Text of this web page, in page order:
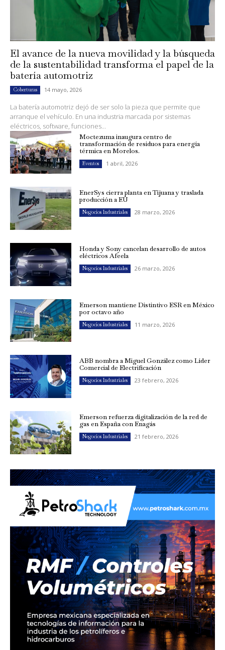
El avance de la nueva movilidad y la búsqueda
de la sustentabilidad transforma el papel de la
batería automotriz
Coberturas 14 mayo, 2026
La batería automotriz dejó de ser solo la pieza que permite que
arranque el vehículo. En una industria marcada por sistemas
eléctricos, software, funciones...
Moctezuma inaugura centro de
transformación de residuos para energía
térmica en Morelos.
Eventos 1 abril, 2026
EnerSys cierra planta en Tijuana y traslada
producción a EU
Negocios Industriales 28 marzo, 2026
Honda y Sony cancelan desarrollo de autos
eléctricos Afeela
Negocios Industriales 26 marzo, 2026
Emerson mantiene Distintivo ESR en México
por octavo año
Negocios Industriales 11 marzo, 2026
ABB nombra a Miguel González como Líder
Comercial de Electrificación
Negocios Industriales 23 febrero, 2026
Emerson refuerza digitalización de la red de
gas en España con Enagás
Negocios Industriales 21 febrero, 2026